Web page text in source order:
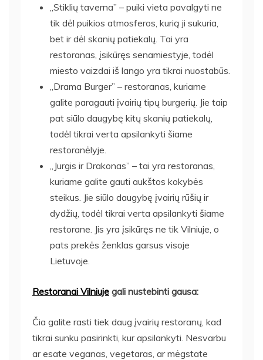
„Stiklių taverna” – puiki vieta pavalgyti ne
tik dėl puikios atmosferos, kurią ji sukuria,
bet ir dėl skanių patiekalų. Tai yra
restoranas, įsikūręs senamiestyje, todėl
miesto vaizdai iš lango yra tikrai nuostabūs.
„Drama Burger” – restoranas, kuriame
galite paragauti įvairių tipų burgerių. Jie taip
pat siūlo daugybę kitų skanių patiekalų,
todėl tikrai verta apsilankyti šiame
restoranėlyje.
„Jurgis ir Drakonas” – tai yra restoranas,
kuriame galite gauti aukštos kokybės
steikus. Jie siūlo daugybę įvairių rūšių ir
dydžių, todėl tikrai verta apsilankyti šiame
restorane. Jis yra įsikūręs ne tik Vilniuje, o
pats prekės ženklas garsus visoje
Lietuvoje.
Restoranai Vilniuje gali nustebinti gausa:
Čia galite rasti tiek daug įvairių restoranų, kad
tikrai sunku pasirinkti, kur apsilankyti. Nesvarbu
ar esate veganas, vegetaras, ar mėgstate